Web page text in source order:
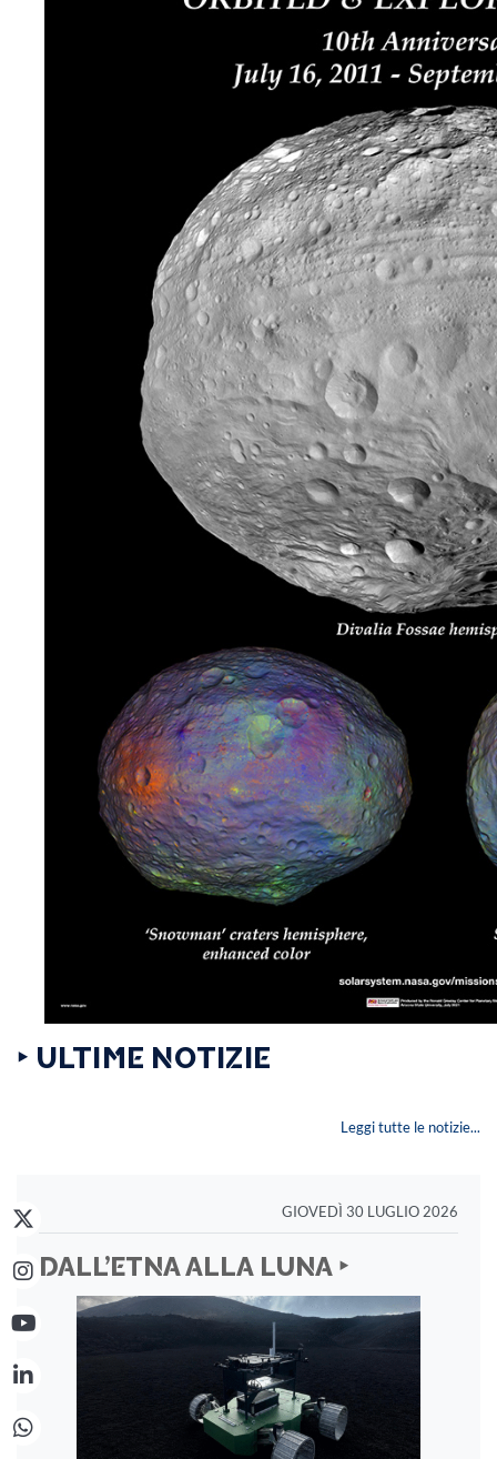
‣ ULTIME NOTIZIE
Leggi tutte le notizie...
GIOVEDÌ 30 LUGLIO 2026
DALL’ETNA ALLA LUNA ‣